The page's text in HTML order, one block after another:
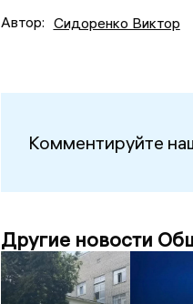
Автор: Сидоренко Виктор
Комментируйте
Другие новости